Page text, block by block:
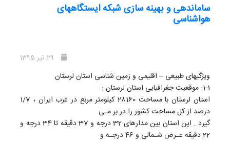
ساماندهی و بهینه سازی شبکه ایستگاههای
هواشناسی
ویژگیهای طبیعی – اقلیمی و زمین شناسی استان لرستان
1-1- موقعیت جغرافیایی استان لرستان :
استان لرستان با مساحت 28160 کیلومتر مربع در غرب ایران ، 1/7
درصد از کل مساحت کشور را در بر مـی
گیرد . این استان بین مدارهای 32 درجه و 37 دقیقه تا 34 درجه و
22 دقیقه عـرض شـمالی و 46 درجـه و